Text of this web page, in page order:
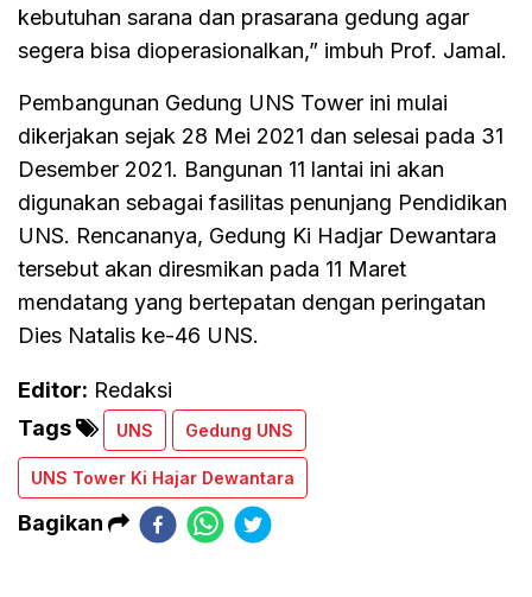
kebutuhan sarana dan prasarana gedung agar
segera bisa dioperasionalkan,” imbuh Prof. Jamal.
Pembangunan Gedung UNS Tower ini mulai
dikerjakan sejak 28 Mei 2021 dan selesai pada 31
Desember 2021. Bangunan 11 lantai ini akan
digunakan sebagai fasilitas penunjang Pendidikan
UNS. Rencananya, Gedung Ki Hadjar Dewantara
tersebut akan diresmikan pada 11 Maret
mendatang yang bertepatan dengan peringatan
Dies Natalis ke-46 UNS.
Editor: Redaksi
Tags
UNS Gedung UNS
UNS Tower Ki Hajar Dewantara
Bagikan